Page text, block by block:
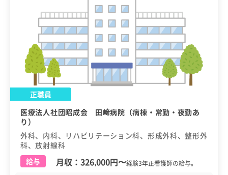
正職員
医療法人社団昭成会 田﨑病院（病棟・常勤・夜勤あ
り）
外科、内科、リハビリテーション科、形成外科、整形外
科、放射線科
給与
月収： 326,000円〜経験3年正看護師の給与。